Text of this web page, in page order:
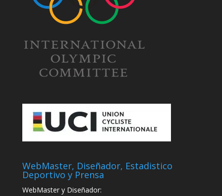
WebMaster, Diseñador, Estadistico
Deportivo y Prensa
WebMaster y Diseñador: